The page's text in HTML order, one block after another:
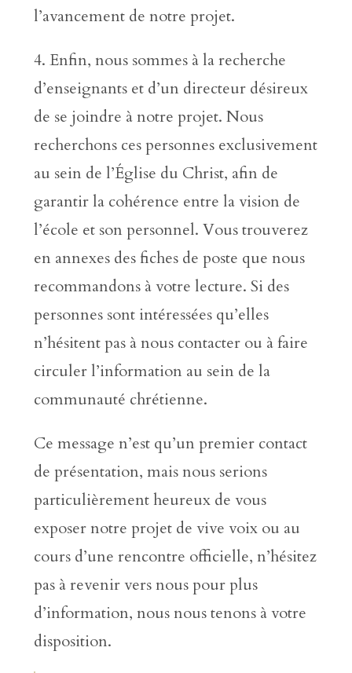
l’avancement de notre projet.
4. Enfin, nous sommes à la recherche
d’enseignants et d’un directeur désireux
de se joindre à notre projet. Nous
recherchons ces personnes exclusivement
au sein de l’Église du Christ, afin de
garantir la cohérence entre la vision de
l’école et son personnel. Vous trouverez
en annexes des fiches de poste que nous
recommandons à votre lecture. Si des
personnes sont intéressées qu’elles
n’hésitent pas à nous contacter ou à faire
circuler l’information au sein de la
communauté chrétienne.
Ce message n’est qu’un premier contact
de présentation, mais nous serions
particulièrement heureux de vous
exposer notre projet de vive voix ou au
cours d’une rencontre officielle, n’hésitez
pas à revenir vers nous pour plus
d’information, nous nous tenons à votre
disposition.